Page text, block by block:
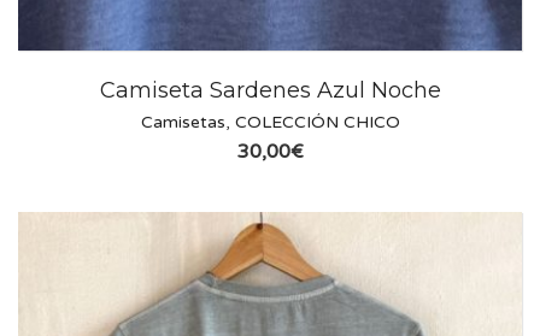
Camiseta Sardenes Azul Noche
Camisetas, COLECCIÓN CHICO
30,00€